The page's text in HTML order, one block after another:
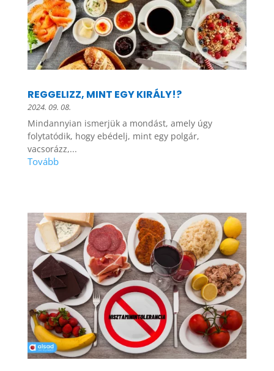
REGGELIZZ, MINT EGY KIRÁLY!?
2024. 09. 08.
Mindannyian ismerjük a mondást, amely úgy
folytatódik, hogy ebédelj, mint egy polgár,
vacsorázz,...